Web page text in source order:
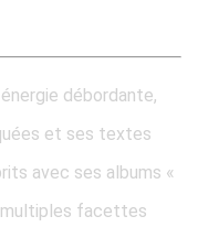
débordante,
et ses textes
avec ses albums «
multiples facettes